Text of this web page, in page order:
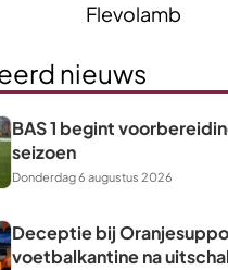
Flevolamb
nieuws
BAS 1 begint
seizoen
Donderdag 6 augustus 2026
Deceptie bij
voetbalkantine na